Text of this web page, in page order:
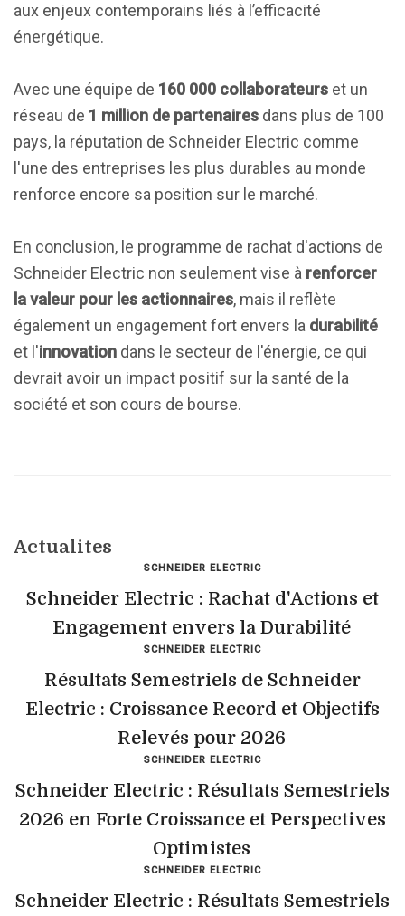
aux enjeux contemporains liés à l’efficacité
énergétique.
Avec une équipe de 160 000 collaborateurs et un
réseau de 1 million de partenaires dans plus de 100
pays, la réputation de Schneider Electric comme
l'une des entreprises les plus durables au monde
renforce encore sa position sur le marché.
En conclusion, le programme de rachat d'actions de
Schneider Electric non seulement vise à renforcer
la valeur pour les actionnaires, mais il reflète
également un engagement fort envers la durabilité
et l'innovation dans le secteur de l'énergie, ce qui
devrait avoir un impact positif sur la santé de la
société et son cours de bourse.
Actualites
SCHNEIDER ELECTRIC
Schneider Electric : Rachat d'Actions et
Engagement envers la Durabilité
SCHNEIDER ELECTRIC
Résultats Semestriels de Schneider
Electric : Croissance Record et Objectifs
Relevés pour 2026
SCHNEIDER ELECTRIC
Schneider Electric : Résultats Semestriels
2026 en Forte Croissance et Perspectives
Optimistes
SCHNEIDER ELECTRIC
Schneider Electric : Résultats Semestriels